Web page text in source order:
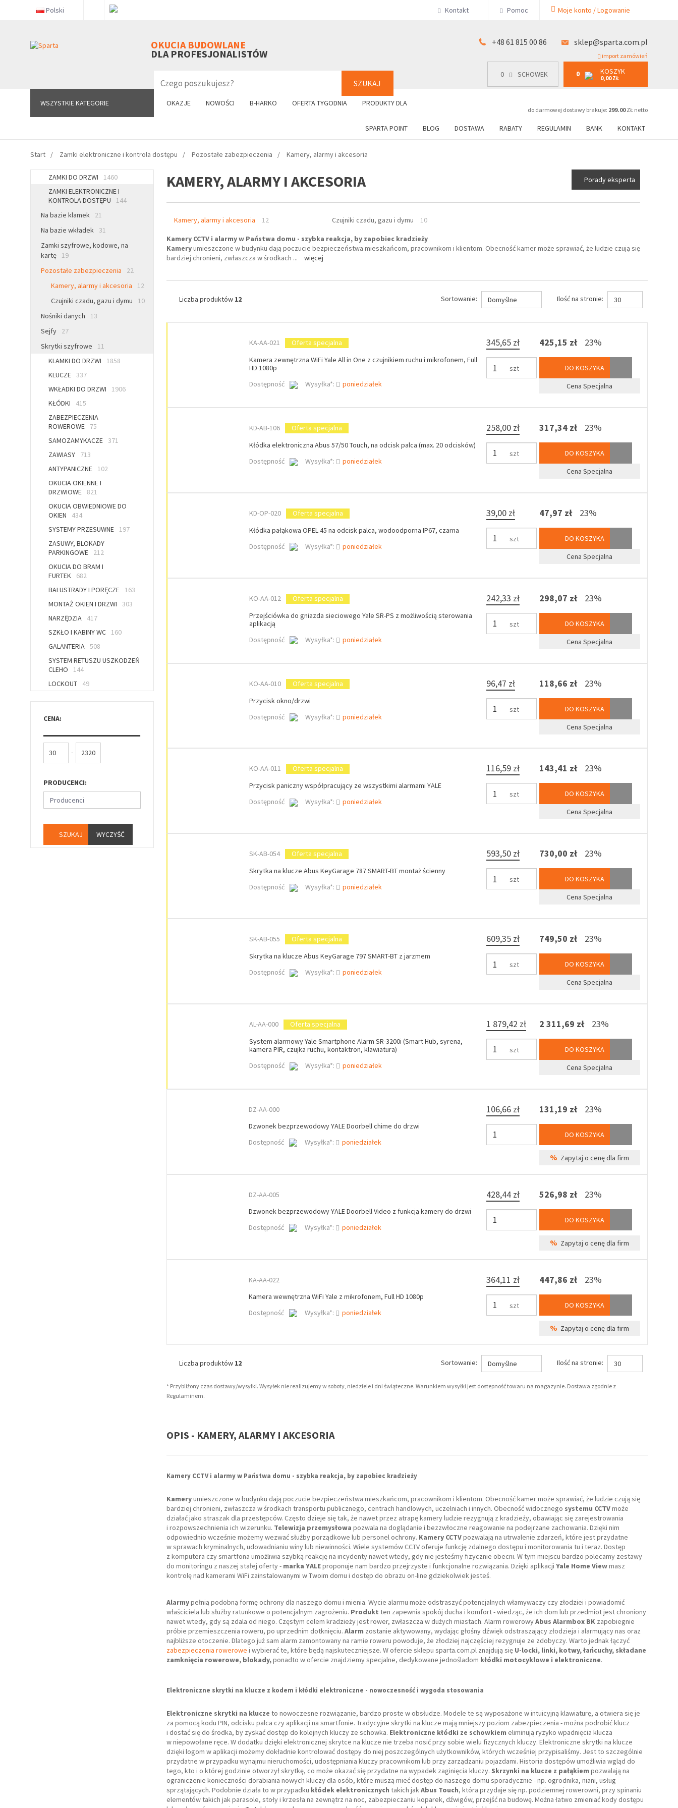
Polski Kontakt Pomoc Moje konto / Logowanie
OKUCIA BUDOWLANE
DLA PROFESJONALISTÓW
SZUKAJ
+48 61 815 00 86 sklep@sparta.com.pl
import zamówień
0 SCHOWEK 0 KOSZYK
0,00 ZŁ
do darmowej dostawy brakuje: 299.00ZŁ netto
WSZYSTKIE KATEGORIE OKAZJE NOWOŚCI B-HARKO OFERTA TYGODNIA PRODUKTY DLA
SPARTA POINT BLOG DOSTAWA RABATY REGULAMIN BANK KONTAKT
WSZYSTKIE KATEGORIE 0 SCHOWEK 0 KOSZYK
0,00 ZŁ
+48 61 815 00 86
Start Zamki elektroniczne i kontrola dostępu Pozostałe zabezpieczenia Kamery, alarmy i akcesoria
ZAMKI DO DRZWI
1460
ZAMKI ELEKTRONICZNE I
KONTROLA DOSTĘPU
144
Na bazie klamek
21
Na bazie wkładek
31
Zamki szyfrowe, kodowe, na
kartę
19
Pozostałe zabezpieczenia
22
Kamery, alarmy i akcesoria
12
Czujniki czadu, gazu i dymu
10
Nośniki danych
13
Sejfy
27
Skrytki szyfrowe
11
KLAMKI DO DRZWI
1858
KLUCZE
337
WKŁADKI DO DRZWI
1906
KŁÓDKI
415
ZABEZPIECZENIA
ROWEROWE
75
SAMOZAMYKACZE
371
ZAWIASY
713
ANTYPANICZNE
102
OKUCIA OKIENNE I
DRZWIOWE
821
OKUCIA OBWIEDNIOWE DO
OKIEN
434
SYSTEMY PRZESUWNE
197
ZASUWY, BLOKADY
PARKINGOWE
212
OKUCIA DO BRAM I
FURTEK
682
BALUSTRADY I PORĘCZE
163
MONTAŻ OKIEN I DRZWI
303
NARZĘDZIA
417
SZKŁO I KABINY WC
160
GALANTERIA 508
SYSTEM RETUSZU USZKODZEŃ
CLEHO
144
LOCKOUT
49
CENA:
-
PRODUCENCI:
Producenci
WYCZYŚĆ
KAMERY, ALARMY I AKCESORIA Porady eksperta
Kamery, alarmy i akcesoria 12 Czujniki czadu, gazu i dymu 10
Kamery CCTV i alarmy w Państwa domu - szybka reakcja, by zapobiec kradzieży
Kameryumieszczone w budynku dają poczucie bezpieczeństwa mieszkańcom, pracownikom i klientom. Obecność kamer może sprawiać, że ludzie czują się
bardziej chronieni, zwłaszcza w środkach ... więcej
Liczba produktów 12 Sortowanie: Domyślne Ilość na stronie: 30
KA-AA-021
Oferta specjalna
Kamera zewnętrzna WiFi Yale All in One z czujnikiem ruchu i mikrofonem, Full
HD 1080p
Dostępność
Wysyłka*: poniedziałek
345,65 zł
szt
425,15 zł 23%
DO KOSZYKA
Cena Specjalna
KD-AB-106
Oferta specjalna
Kłódka elektroniczna Abus 57/50 Touch, na odcisk palca (max. 20 odcisków)
Dostępność
Wysyłka*: poniedziałek
258,00 zł
szt
317,34 zł 23%
DO KOSZYKA
Cena Specjalna
KD-OP-020
Oferta specjalna
Kłódka pałąkowa OPEL 45 na odcisk palca, wodoodporna IP67, czarna
Dostępność
Wysyłka*: poniedziałek
39,00 zł
szt
47,97 zł 23%
DO KOSZYKA
Cena Specjalna
KO-AA-012
Oferta specjalna
Przejściówka do gniazda sieciowego Yale SR-PS z możliwością sterowania
aplikacją
Dostępność
Wysyłka*: poniedziałek
242,33 zł
szt
298,07 zł 23%
DO KOSZYKA
Cena Specjalna
KO-AA-010
Oferta specjalna
Przycisk okno/drzwi
Dostępność
Wysyłka*: poniedziałek
96,47 zł
szt
118,66 zł 23%
DO KOSZYKA
Cena Specjalna
KO-AA-011
Oferta specjalna
Przycisk paniczny współpracujący ze wszystkimi alarmami YALE
Dostępność
Wysyłka*: poniedziałek
116,59 zł
szt
143,41 zł 23%
DO KOSZYKA
Cena Specjalna
SK-AB-054
Oferta specjalna
Skrytka na klucze Abus KeyGarage 787 SMART-BT montaż ścienny
Dostępność
Wysyłka*: poniedziałek
593,50 zł
szt
730,00 zł 23%
DO KOSZYKA
Cena Specjalna
SK-AB-055
Oferta specjalna
Skrytka na klucze Abus KeyGarage 797 SMART-BT z jarzmem
Dostępność
Wysyłka*: poniedziałek
609,35 zł
szt
749,50 zł 23%
DO KOSZYKA
Cena Specjalna
AL-AA-000
Oferta specjalna
System alarmowy Yale Smartphone Alarm SR-3200i (Smart Hub, syrena,
kamera PIR, czujka ruchu, kontaktron, klawiatura)
Dostępność
Wysyłka*: poniedziałek
1 879,42 zł
szt
2 311,69 zł 23%
DO KOSZYKA
Cena Specjalna
DZ-AA-000
Dzwonek bezprzewodowy YALE Doorbell chime do drzwi
Dostępność
Wysyłka*: poniedziałek
106,66 zł 131,19 zł 23%
DO KOSZYKA
% Zapytaj o cenę dla firm
DZ-AA-005
Dzwonek bezprzewodowy YALE Doorbell Video z funkcją kamery do drzwi
Dostępność
Wysyłka*: poniedziałek
428,44 zł 526,98 zł 23%
DO KOSZYKA
% Zapytaj o cenę dla firm
KA-AA-022
Kamera wewnętrzna WiFi Yale z mikrofonem, Full HD 1080p
Dostępność
Wysyłka*: poniedziałek
364,11 zł
szt
447,86 zł 23%
DO KOSZYKA
% Zapytaj o cenę dla firm
Liczba produktów 12 Sortowanie: Domyślne Ilość na stronie: 30
* Przybliżony czas dostawy/wysyłki. Wysyłek nie realizujemy w soboty, niedziele i dni świąteczne. Warunkiem wysyłki jest dostepność towaru na magazynie. Dostawa zgodnie z
Regulaminem.
OPIS - KAMERY, ALARMY I AKCESORIA
Kamery CCTV i alarmy w Państwa domu - szybka reakcja, by zapobiec kradzieży
Kameryumieszczone w budynku dają poczucie bezpieczeństwa mieszkańcom, pracownikom i klientom. Obecność kamer może sprawiać, że ludzie czują się
bardziej chronieni, zwłaszcza w środkach transportu publicznego, centrach handlowych, uczelniach i innych. Obecność widocznego systemu CCTVmoże
działać jako straszak dla przestępców. Często dzieje się tak, że nawet przez atrapę kamery ludzie rezygnują z kradzieży, obawiając się zarejestrowania
i rozpowszechnienia ich wizerunku. Telewizja przemysłowa pozwala na doglądanie i bezzwłoczne reagowanie na podejrzane zachowania. Dzięki nim
odpowiednio wcześnie możemy wezwać służby porządkowe lub personel ochrony. Kamery CCTVpozwalają na utrwalenie zdarzeń, które jest przydatne
w sprawach kryminalnych, udowadnianiu winy lub niewinności. Wiele systemów CCTV oferuje funkcję zdalnego dostępu i monitorowania tu i teraz. Dostęp
z komputera czy smartfona umożliwia szybką reakcję na incydenty nawet wtedy, gdy nie jesteśmy fizycznie obecni. W tym miejscu bardzo polecamy zestawy
do monitoringu z naszej stałej oferty - marka YALEproponuje nam bardzo przejrzyste i funkcjonalne rozwiązania. Dzięki aplikacji Yale Home Viewmasz
kontrolę nad kamerami WiFi zainstalowanymi w Twoim domu i dostęp do obrazu on-line gdziekolwiek jesteś.
Alarmypełnią podobną formę ochrony dla naszego domu i mienia. Wycie alarmu może odstraszyć potencjalnych włamywaczy czy złodziei i powiadomić
właściciela lub służby ratunkowe o potencjalnym zagrożeniu. Produkt ten zapewnia spokój ducha i komfort - wiedząc, że ich dom lub przedmiot jest chroniony
nawet wtedy, gdy są zdala od niego. Częstym celem kradzieży jest rower, zwłaszcza w dużych miastach. Alarm rowerowyAbus Alarmbox BK zapobiegnie
próbie przemieszczenia roweru, po uprzednim dotknięciu. Alarm zostanie aktywowany, wydając głośny dźwięk odstraszający złodzieja i alarmujący nas oraz
najbliższe otoczenie. Dlatego już sam alarm zamontowany na ramie roweru powoduje, że złodziej najczęściej rezygnuje ze zdobyczy. Warto jednak łączyć
zabezpieczenia rowerowe i wybierać te, które będą najskuteczniejsze. W ofercie sklepu sparta.com.pl znajdują się U-locki, linki, kotwy, łańcuchy, składane
zamknięcia rowerowe, blokady,ponadto w ofercie znajdziemy specjalne, dedykowane jednośladom kłódki motocyklowe i elektroniczne.
Elektroniczne skrytki na klucze z kodem i kłódki elektroniczne - nowoczesność i wygoda stosowania
Elektroniczne skrytki na klucze to nowoczesne rozwiązanie, bardzo proste w obsłudze. Modele te są wyposażone w intuicyjną klawiaturę, a otwiera się je
za pomocą kodu PIN, odcisku palca czy aplikacji na smartfonie. Tradycyjne skrytki na klucze mają mniejszy poziom zabezpieczenia - można podrobić klucz
i dostać się do środka, by zyskać dostęp do kolejnych kluczy ze schowka. Elektroniczne kłódki ze schowkiem eliminują ryzyko wpadnięcia klucza
w niepowołane ręce. W dodatku dzięki elektronicznej skrytce na klucze nie trzeba nosić przy sobie wielu fizycznych kluczy. Elektroniczne skrytki na klucze
dzięki logom w aplikacji możemy dokładnie kontrolować dostępy do niej poszczególnych użytkowników, których wcześniej przypisaliśmy. Jest to szczególnie
przydatne w przypadku wynajmu nieruchomości, udostępniania kluczy pracownikom lub przy zarządzaniu pojazdami. Historia dostępów umożliwia wgląd do
tego, kto i o której godzinie otworzył skrytkę, co może okazać się przydatne na wypadek zaginięcia kluczy. Skrzynki na klucze z pałąkiem pozwalają na
ograniczenie konieczności dorabiania nowych kluczy dla osób, które muszą mieć dostęp do naszego domu sporadycznie - np. ogrodnika, niani, usług
sprzątających. Podobnie działa to w przypadku kłódek elektronicznych takich jakAbus Touch, która przydaje się np. podziemnej rowerowni, przy spinaniu
elementów takich jak parasole, stoły i krzesła na zewnątrz na noc, zabezpieczaniu koparek, dźwigów, przejść na budowę. Można łatwo zmieniać kody dostępu